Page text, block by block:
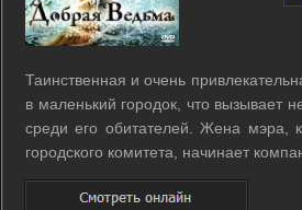
Таинственная и очень
в маленький городок, что вызывает
среди его обитателей. Жена мэра,
городского комитета, начинает
города, поводом для этого служат
нечистой силой... ...